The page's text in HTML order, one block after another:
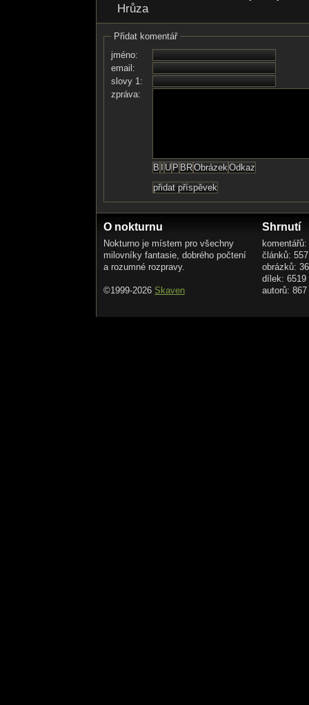
Hrůza
Přidat komentář
jméno:
email:
slovy 1:
zpráva:
O nokturnu
Nokturno je místem pro všechny
milovníky fantasie, dobrého počtení
a rozumné rozpravy.
©1999-2026 Skaven
Shrnutí
článků: 557
obrázků:
dílek: 6519
autorů: 867